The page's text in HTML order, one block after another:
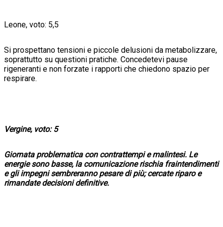
Leone, voto: 5,5
Si prospettano tensioni e piccole delusioni da metabolizzare,
soprattutto su questioni pratiche. Concedetevi pause
rigeneranti e non forzate i rapporti che chiedono spazio per
respirare.
Vergine, voto: 5
Giornata problematica con contrattempi e malintesi. Le
energie sono basse, la comunicazione rischia fraintendimenti
e gli impegni sembreranno pesare di più; cercate riparo e
rimandate decisioni definitive.